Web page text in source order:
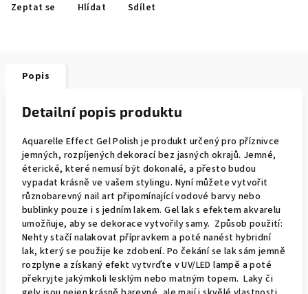
Zeptat se Hlídat Sdílet
Popis
Detailní popis produktu
Aquarelle Effect Gel Polish je produkt určený pro příznivce
jemných, rozpíjených dekorací bez jasných okrajů. Jemné,
éterické, které nemusí být dokonalé, a přesto budou
vypadat krásně ve vašem stylingu. Nyní můžete vytvořit
různobarevný nail art připomínající vodové barvy nebo
bublinky pouze i s jedním lakem. Gel lak s efektem akvarelu
umožňuje, aby se dekorace vytvořily samy. Způsob použití:
Nehty stačí nalakovat přípravkem a poté nanést hybridní
lak, který se použije ke zdobení. Po čekání se lak sám jemně
rozplyne a získaný efekt vytvrďte v UV/LED lampě a poté
překryjte jakýmkoli lesklým nebo matným topem. Laky či